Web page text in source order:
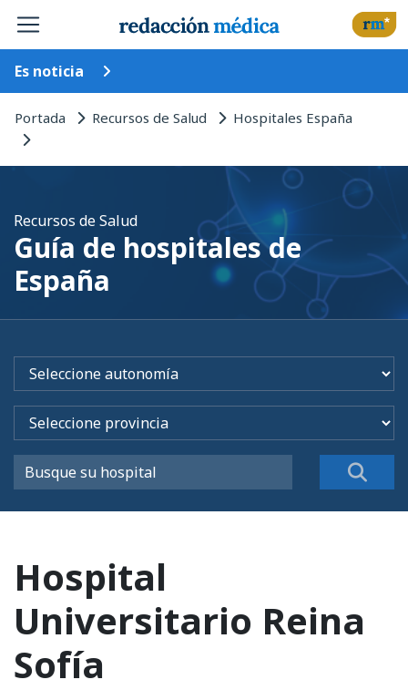
Es noticia
Portada Recursos de Salud Hospitales España
Recursos de Salud
Guía de hospitales de
España
Hospital
Universitario Reina
Sofía